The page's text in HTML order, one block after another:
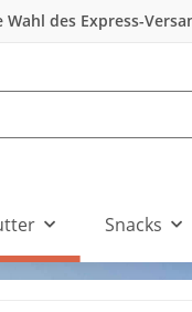
des Express-
Snacks